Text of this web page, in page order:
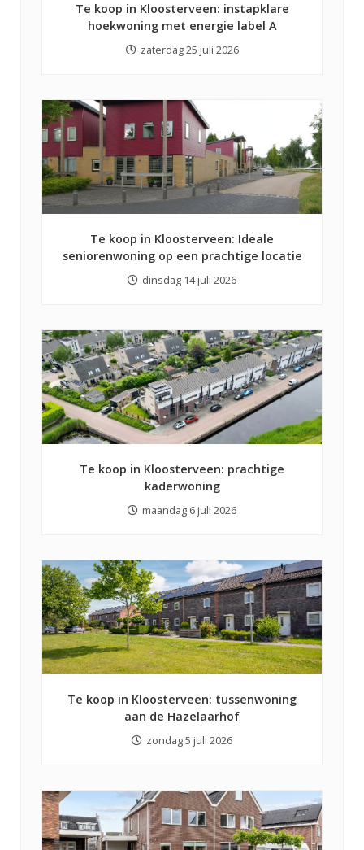
Te koop in Kloosterveen: instapklare
hoekwoning met energie label A
zaterdag 25 juli 2026
Te koop in Kloosterveen: Ideale
seniorenwoning op een prachtige locatie
dinsdag 14 juli 2026
Te koop in Kloosterveen: prachtige
kaderwoning
maandag 6 juli 2026
Te koop in Kloosterveen: tussenwoning
aan de Hazelaarhof
zondag 5 juli 2026